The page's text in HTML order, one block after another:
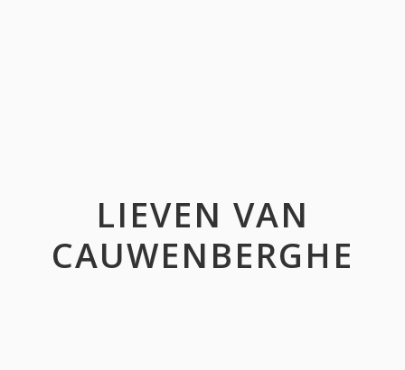
LIEVEN VAN
CAUWENBERGHE